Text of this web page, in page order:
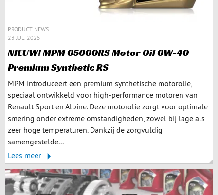
PRODUCT NEWS
23 JUL. 2025
NIEUW! MPM 05000RS Motor Oil 0W-40
Premium Synthetic RS
MPM introduceert een premium synthetische motorolie,
speciaal ontwikkeld voor high-performance motoren van
Renault Sport en Alpine. Deze motorolie zorgt voor optimale
smering onder extreme omstandigheden, zowel bij lage als
zeer hoge temperaturen. Dankzij de zorgvuldig
samengestelde...
Lees meer